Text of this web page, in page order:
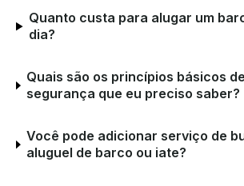
Quanto custa para alugar um
dia?
Quais são os princípios básicos de
segurança que eu preciso saber?
Você pode adicionar serviço de
aluguel de barco ou iate?